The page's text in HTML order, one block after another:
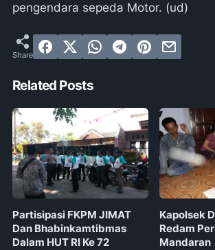
pengendara sepeda Motor. (ud)
Related Posts
Partisipasi FKPM JIMAT
Dan Bhabinkamtibmas
Dalam HUT RI Ke 72
Kapolsek
Redam
Mandaran